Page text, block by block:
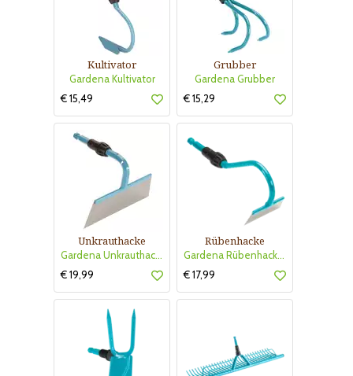
Kultivator
Gardena Kultivator
€ 15,49
Grubber
Gardena Grubber
€ 15,29
Unkrauthacke
Gardena Unkrauthacke 16cm
€ 19,99
Rübenhacke
Gardena Rübenhacke 8cm
€ 17,99